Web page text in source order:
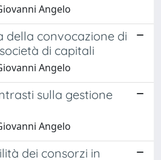
Angelo
della convocazione di
di capitali
Angelo
sulla gestione
Angelo
dei consorzi in